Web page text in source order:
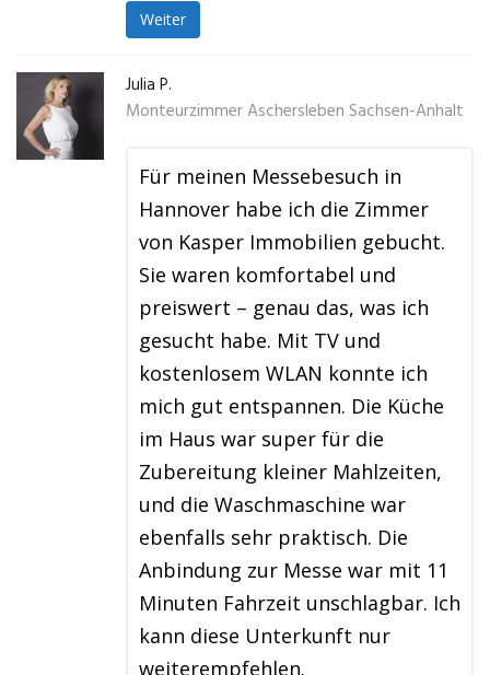
Weiter
Julia P.
Monteurzimmer Aschersleben Sachsen-Anhalt
Für meinen Messebesuch in
Hannover habe ich die Zimmer
von Kasper Immobilien gebucht.
Sie waren komfortabel und
preiswert – genau das, was ich
gesucht habe. Mit TV und
kostenlosem WLAN konnte ich
mich gut entspannen. Die Küche
im Haus war super für die
Zubereitung kleiner Mahlzeiten,
und die Waschmaschine war
ebenfalls sehr praktisch. Die
Anbindung zur Messe war mit 11
Minuten Fahrzeit unschlagbar. Ich
kann diese Unterkunft nur
weiterempfehlen.